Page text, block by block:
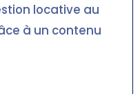
locative au
à un contenu